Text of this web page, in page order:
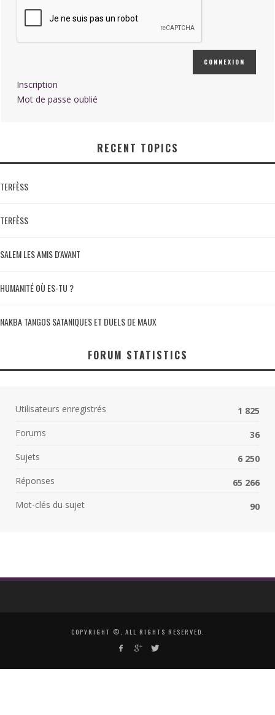
CONNEXION
Inscription
Mot de passe oublié
RECENT TOPICS
TERFÈSS
TERFÈSS
SALEM LES AMIS D'AVANT
HUMANITÉ OÙ ES-TU ?
NAKBA TANGOS SATANIQUES ET DUELS DE MAUX
FORUM STATISTICS
Utilisateurs enregistrés
1 825
Forums
36
Sujets
6 250
Réponses
65 266
Mot-clés du sujet
90
COPYRIGHT ©, ALL RIGHTS RESERVED.